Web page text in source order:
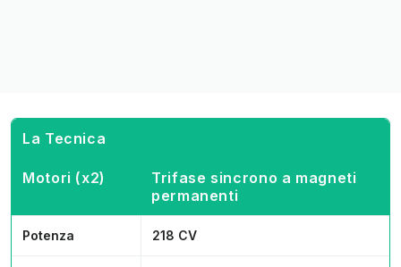
La Tecnica
Motori (x2)
Trifase sincrono a magneti
permanenti
Potenza 218 CV